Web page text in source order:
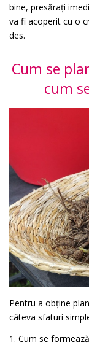
bine, presărați
va fi acoperit cu o
des.
Cum se
cum
Pentru a obține
câteva sfaturi
1. Cum se